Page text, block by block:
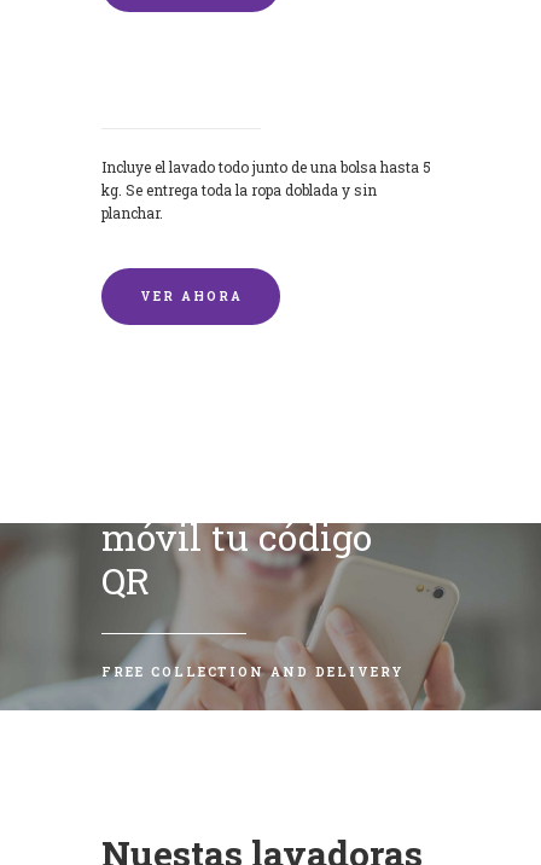
Incluye el lavado todo junto de una bolsa hasta 5
kg. Se entrega toda la ropa doblada y sin
planchar.
VER AHORA
móvil tu código
QR
FREE COLLECTION AND DELIVERY
Nuestas lavadoras